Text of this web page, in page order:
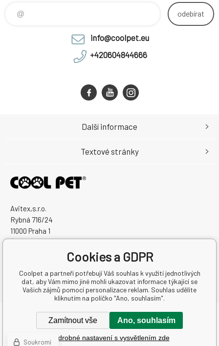
odebírat
info@coolpet.eu
+420604844666
Avitex,s.r.o.
Rybná 716/24
11000 Praha 1
Česká Republika
Další informace
Textové stránky
Copyright © 2026 Avitex,s.r.o.
Všechna práva vyhrazena.
Tvorba a pronájem eshopůBINARGON.cz-Mapa stránek
Cookies a GDPR
Coolpet a partneři potřebují Váš souhlas k využití jednotlivých
dat, aby Vám mimo jiné mohli ukazovat informace týkající se
Vašich zájmů pomocí personalizace reklam. Souhlas udělíte
kliknutím na políčko "Ano, souhlasím".
Zamítnout vše Ano, souhlasím
Podrobné nastavení s vysvětlením zde
Soukromí